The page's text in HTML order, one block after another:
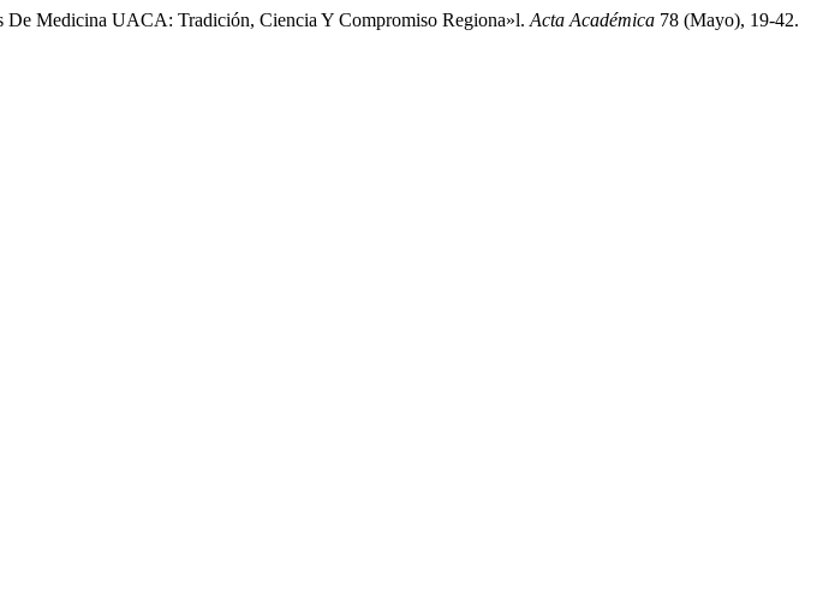
Medicina UACA: Tradición, Ciencia Y Compromiso Regiona»l. Acta Académica 78 (Mayo), 19-42.